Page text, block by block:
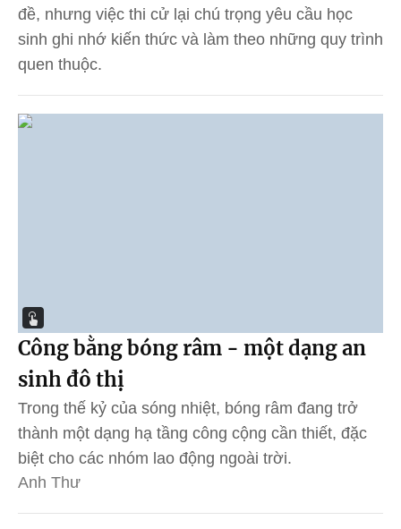
đề, nhưng việc thi cử lại chú trọng yêu cầu học
sinh ghi nhớ kiến thức và làm theo những quy trình
quen thuộc.
Công bằng bóng râm - một dạng an
sinh đô thị
Trong thế kỷ của sóng nhiệt, bóng râm đang trở
thành một dạng hạ tầng công cộng cần thiết, đặc
biệt cho các nhóm lao động ngoài trời.
Anh Thư